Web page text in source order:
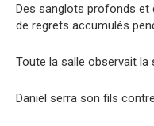
Des sanglots profonds et
de regrets accumulés
Toute la salle observait
Daniel serra son fils